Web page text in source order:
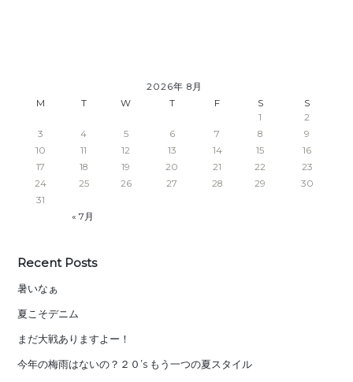
2026年 8月
M
T W T F S S
« 7月
1
2
3
4 5 6 7 8
9
10
11 12 13 14 15
16
17
18 19 20 21 22
23
24
25 26 27 28 29
30
31
Recent Posts
暑いなぁ
夏こそデニム
まだ大戦ありますよー！
今年の梅雨はないの？２０’s もう一つの夏スタイル